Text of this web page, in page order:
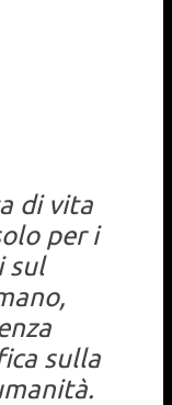
di vita
per i
sul
sulla